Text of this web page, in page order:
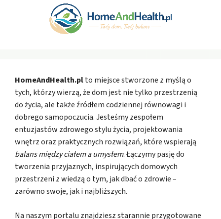
HomeAndHealth.plto miejsce stworzone z myślą o
tych, którzy wierzą, że dom jest nie tylko przestrzenią
do życia, ale także źródłem codziennej równowagi i
dobrego samopoczucia. Jesteśmy zespołem
entuzjastów zdrowego stylu życia, projektowania
wnętrz oraz praktycznych rozwiązań, które wspierają
balans między ciałem a umysłem. Łączymy pasję do
tworzenia przyjaznych, inspirujących domowych
przestrzeni z wiedzą o tym, jak dbać o zdrowie –
zarówno swoje, jak i najbliższych.
Na naszym portalu znajdziesz starannie przygotowane